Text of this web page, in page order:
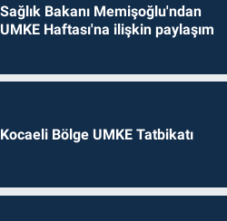
Sağlık Bakanı Memişoğlu'ndan
UMKE Haftası'na ilişkin paylaşım
Kocaeli Bölge UMKE Tatbikatı